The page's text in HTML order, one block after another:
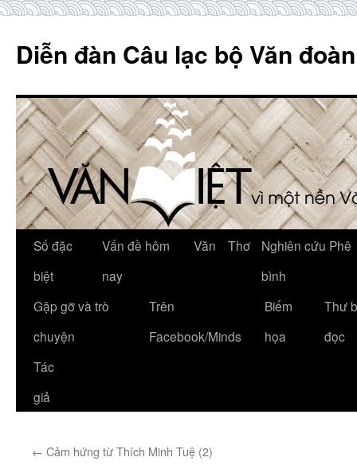
content
Diễn đàn Câu lạc bộ Văn
Số đặc
biệt
Vấn đề hôm
nay
Văn Thơ
Nghiên cứu Phê
bình
Gặp gỡ và trò
chuyện
Trên
Facebook/Minds
Biếm
họa
Thư
đọc
Tác
giả
← Cảm hứng từ Thích Minh Tuệ (2)